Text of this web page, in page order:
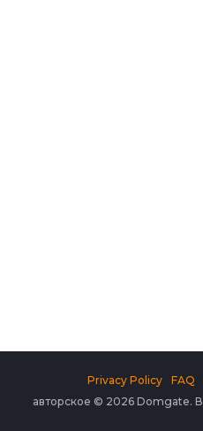
авторское © 2026 Domgate.
Privacy Policy FAQ